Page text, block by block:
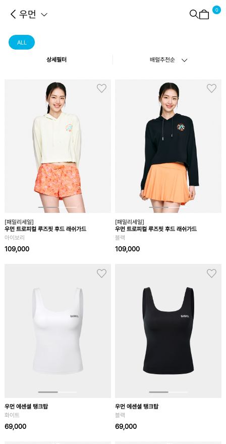
우먼 0
ALL
[패밀리세일]
우먼 트로피컬 루즈핏 후드 래쉬가드
아이보리
109,000
[패밀리세일]
우먼 트로피컬 루즈핏 후드 래쉬가드
블랙
109,000
우먼 에센셜 탱크탑
화이트
69,000
우먼 에센셜 탱크탑
블랙
69,000
상세필터 배럴추천순